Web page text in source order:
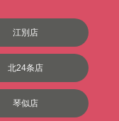
江別店
北24条店
琴似店